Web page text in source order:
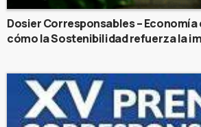
Dosier Corresponsables –
cómo la Sostenibilidad refuerza la